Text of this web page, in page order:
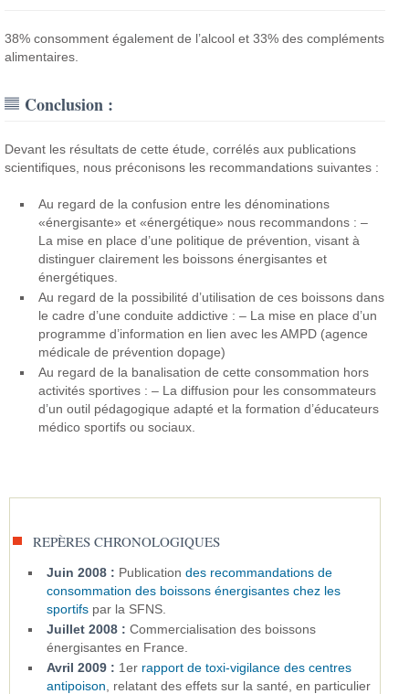
38% consomment également de l’alcool et 33% des compléments
alimentaires.
Conclusion :
Devant les résultats de cette étude, corrélés aux publications
scientifiques, nous préconisons les recommandations suivantes :
Au regard de la confusion entre les dénominations
«énergisante» et «énergétique» nous recommandons : –
La mise en place d’une politique de prévention, visant à
distinguer clairement les boissons énergisantes et
énergétiques.
Au regard de la possibilité d’utilisation de ces boissons dans
le cadre d’une conduite addictive : – La mise en place d’un
programme d’information en lien avec les AMPD (agence
médicale de prévention dopage)
Au regard de la banalisation de cette consommation hors
activités sportives : – La diffusion pour les consommateurs
d’un outil pédagogique adapté et la formation d’éducateurs
médico sportifs ou sociaux.
REPÈRES CHRONOLOGIQUES
Juin 2008 : Publicationdes recommandations de
consommation des boissons énergisantes chez les
sportifs par la SFNS.
Juillet 2008 : Commercialisation des boissons
énergisantes en France.
Avril 2009 : 1er rapport de toxi-vigilance des centres
antipoison , relatant des effets sur la santé, en particulier